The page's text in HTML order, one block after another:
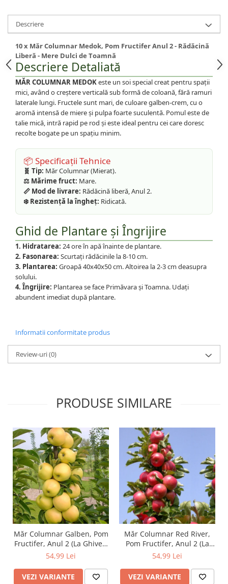
Descriere
10 x Măr Columnar Medok, Pom Fructifer Anul 2 - Rădăcină
Liberă - Mere Dulci de Toamnă
Descriere Detaliată
MĂR COLUMNAR MEDOKeste un soi special creat pentru spații
mici, având o creștere verticală sub formă de coloană, fără ramuri
laterale lungi. Fructele sunt mari, de culoare galben-crem, cu o
aromă intensă de miere și pulpa foarte suculentă. Pomul este de
talie mică, intră rapid pe rod și este ideal pentru cei care doresc
recolte bogate pe un spațiu minim.
📦 Specificații Tehnice
🧬 Tip: Măr Columnar (Mierat).
⚖️ Mărime fruct: Mare.
📏 Mod de livrare: Rădăcină liberă, Anul 2.
❄️ Rezistență la îngheț: Ridicată.
Ghid de Plantare și Îngrijire
1. Hidratarea: 24 ore în apă înainte de plantare.
2. Fasonarea: Scurtați rădăcinile la 8-10 cm.
3. Plantarea: Groapă 40x40x50 cm. Altoirea la 2-3 cm deasupra
solului.
4. Îngrijire: Plantarea se face Primăvara și Toamna. Udați
abundent imediat după plantare.
Informatii conformitate produs
Review-uri(0)
PRODUSE SIMILARE
Măr Columnar Galben, Pom
Fructifer, Anul 2 (La Ghiveci
sau Rădăcină Liberă)
54,99 Lei
VEZI VARIANTE
Măr Columnar Red River,
Pom Fructifer, Anul 2 (La
Ghiveci sau Rădăcină
54,99 Lei
VEZI VARIANTE